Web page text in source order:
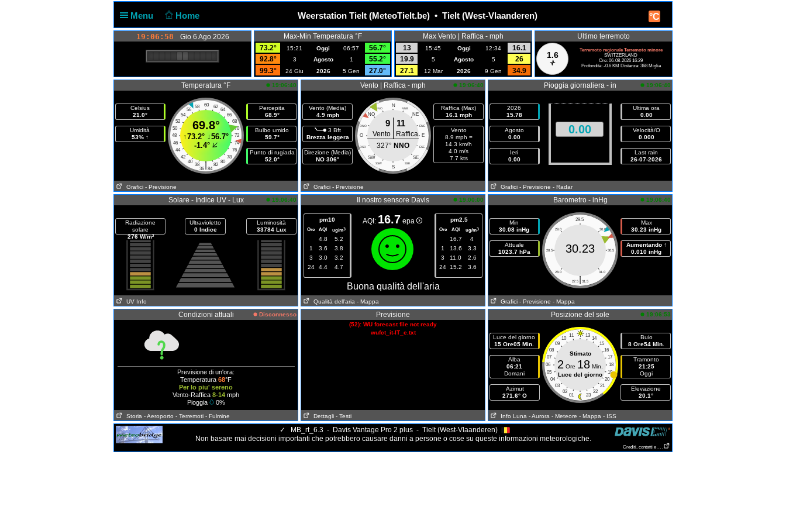
Menu Home °C
Weerstation Tielt (MeteoTielt.be) • Tielt (West-Vlaanderen)
19:06:58 Gio 6 Ago 2026
Max-Min Temperatura °F
73.2°
15:21 Oggi 06:57
56.7°
92.8°
3 Agosto 1
55.2°
99.3°
24 Giu 2026 5 Gen 27.0°
Max Vento | Raffica - mph
13
15:45 Oggi 12:34
16.1
19.9
5 Agosto 5
26
27.1
12 Mar 2026 9 Gen 34.9
Ultimo terremoto
1.6
Terremoto regionale Terremoto minore
SWITZERLAND
Ore: 06-08-2026 16:29
Profondità: -0.6 KM Distanza: 368 Miglia
Temperatura °F 19:06:40
Celsius
21.0°
Umidità
53% ↑
60
58 62
56
64
54
66
52
68
50
70
48
72
46
74
44
76
42
78
40
80
38 82
|
36 84
69.8°
↑73.2° ↓56.7°
-1.4°
Percepita
68.9°
Bulbo umido
59.7°
Punto di rugiada
52.0°
Grafici - Previsione
Vento | Raffica - mph 19:06:40
Vento (Media)
4.9 mph
3 Bft
Brezza leggera
Direzione (Media)
NO 306°
N
NNO NNE
NO NE
ONO ENE
O E
OSO ESE
SW SE
SSW SSE
S
9 11
Vento
Raffica
327° NNO
Raffica (Max)
16.1 mph
Vento
8.9 mph =
14.3 km/h
4.0 m/s
7.7 kts
Grafici - Previsione
Pioggia giornaliera - in 19:06:40
2026
15.78
Agosto
0.00
Ieri
0.00
0.00
Ultima ora
0.00
Velocità/O
0.000
Last rain
26-07-2026
Grafici - Previsione - Radar
Solare - Indice UV - Lux 19:06:40
Radiazione
solare
276 W/m²
Ultravioletto
0 Indice
Luminosità
33784 Lux
UV Info
Il nostro sensore Davis 19:00:00
pm10
Ore AQI ug/m3
4.8
5.2
1
3.6
3.8
3
3.0
3.2
24
4.4 4.7
AQI: 16.7 epa pm2.5
Ore AQI ug/m3
16.7
4
1
13.6
3.3
3
11.0
2.6
24
15.2 3.6
Buona qualità dell'aria
Qualità dell'aria - Mappa
Barometro - inHg 19:06:40
Min
30.08 inHg
Attuale
1023.7 hPa
29.5
29.0 30.0
28.5 30.5
28.0 31.0
|
27.5 31.5
30.23
Max
30.23 inHg
Aumentando ↑
0.010 inHg
Grafici - Previsione - Mappa
Condizioni attuali Disconnesso
Previsione di un'ora:
Temperatura 68°F
Per lo piu' sereno
Vento-Raffica 8-14 mph
Pioggia
0%
Storia - Aeroporto - Terremoti - Fulmine
Previsione
(52): WU forecast file not ready
wufct_it-IT_e.txt
Dettagli - Testi
Posizione del sole 19:06:53
Luce del giorno
15 Ore05 Min.
Alba
06:21
Domani
Azimut
271.6° O
11 13
10
14
09
15
08
16
07
17
06
18
05
19
04
20
03
21
02
22
01 23
Stimato
2 Ore 18 Min.
Luce del giorno
Buio
8 Ore54 Min.
Tramonto
21:25
Oggi
Elevazione
20.1°
Info Luna - Aurora - Meteore - Mappa - ISS
✓
MB_rt_6.3 - Davis Vantage Pro 2 plus - Tielt (West-Vlaanderen)
Non basare mai decisioni importanti che potrebbero causare danni a persone o cose su queste informazioni meteorologiche.
Crediti, contatti e . . .